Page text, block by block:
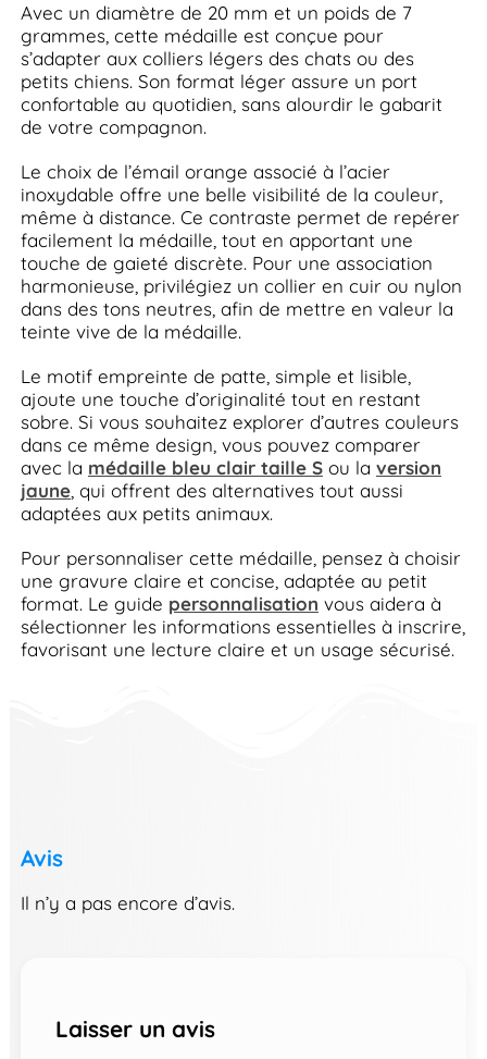
Avec un diamètre de 20 mm et un poids de 7
grammes, cette médaille est conçue pour
s’adapter aux colliers légers des chats ou des
petits chiens. Son format léger assure un port
confortable au quotidien, sans alourdir le gabarit
de votre compagnon.
Le choix de l’émail orange associé à l’acier
inoxydable offre une belle visibilité de la couleur,
même à distance. Ce contraste permet de repérer
facilement la médaille, tout en apportant une
touche de gaieté discrète. Pour une association
harmonieuse, privilégiez un collier en cuir ou nylon
dans des tons neutres, afin de mettre en valeur la
teinte vive de la médaille.
Le motif empreinte de patte, simple et lisible,
ajoute une touche d’originalité tout en restant
sobre. Si vous souhaitez explorer d’autres couleurs
dans ce même design, vous pouvez comparer
avec la médaille bleu clair taille Sou la version
jaune, qui offrent des alternatives tout aussi
adaptées aux petits animaux.
Pour personnaliser cette médaille, pensez à choisir
une gravure claire et concise, adaptée au petit
format. Le guide personnalisation vous aidera à
sélectionner les informations essentielles à inscrire,
favorisant une lecture claire et un usage sécurisé.
Avis
Il n’y a pas encore d’avis.
Laisser un avis